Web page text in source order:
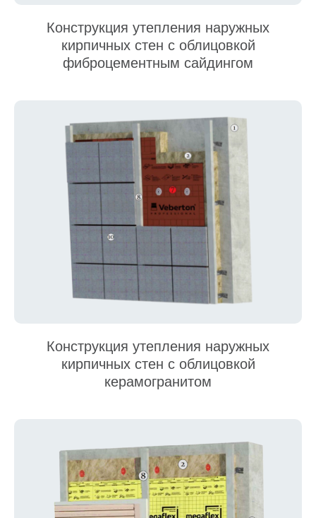
Конструкция утепления наружных
кирпичных стен с облицовкой
фиброцементным сайдингом
Конструкция утепления наружных
кирпичных стен с облицовкой
керамогранитом